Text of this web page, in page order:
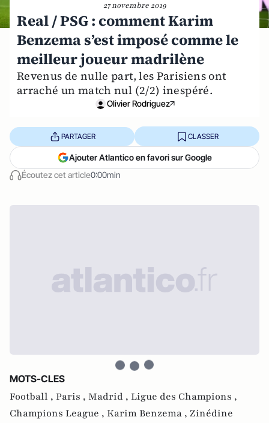
27 novembre 2019
Real / PSG : comment Karim
Benzema s’est imposé comme le
meilleur joueur madrilène
Revenus de nulle part, les Parisiens ont
arraché un match nul (2/2) inespéré.
Olivier Rodriguez
Écoutez cet article0:00min
PARTAGER CLASSER
Ajouter Atlantico en favori sur Google
MOTS-CLES
Football , Paris , Madrid , Ligue des Champions ,
Champions League , Karim Benzema , Zinédine